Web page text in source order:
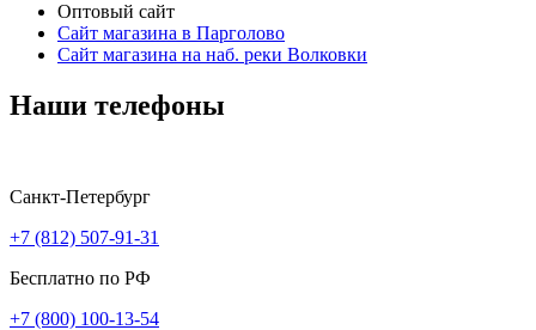
Оптовый сайт
Сайт магазина в Парголово
Сайт магазина на наб. реки Волковки
Наши телефоны
Санкт-Петербург
+7 (812) 507-91-31
Бесплатно по РФ
+7 (800) 100-13-54